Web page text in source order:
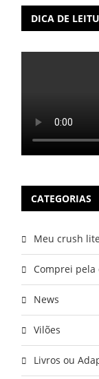
DICA DE
CATEGORIAS
Meu crush
Comprei pela
News
Vilões
Livros ou